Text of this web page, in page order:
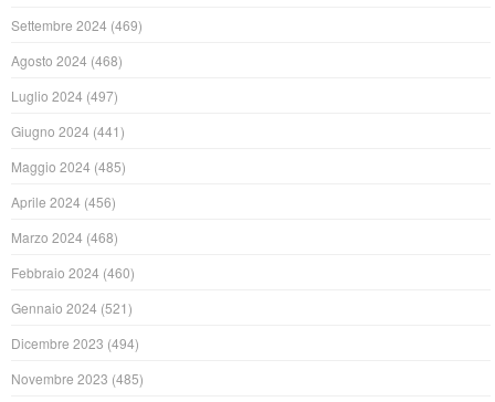
Settembre 2024 (469)
Agosto 2024 (468)
Luglio 2024 (497)
Giugno 2024 (441)
Maggio 2024 (485)
Aprile 2024 (456)
Marzo 2024 (468)
Febbraio 2024 (460)
Gennaio 2024 (521)
Dicembre 2023 (494)
Novembre 2023 (485)